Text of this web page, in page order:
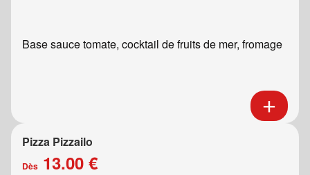
Base sauce tomate, cocktail de fruits de mer, fromage
Pizza Pizzailo
Dès 13.00 €